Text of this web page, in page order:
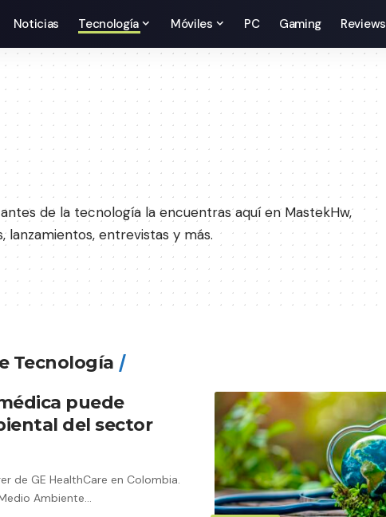
Noticias Tecnología Móviles PC Gaming Reviews
de la tecnología la encuentras aquí en MastekHw,
lanzamientos, entrevistas y más.
Tecnología
puede
del sector
de GE HealthCare en Colombia.
Ambiente…